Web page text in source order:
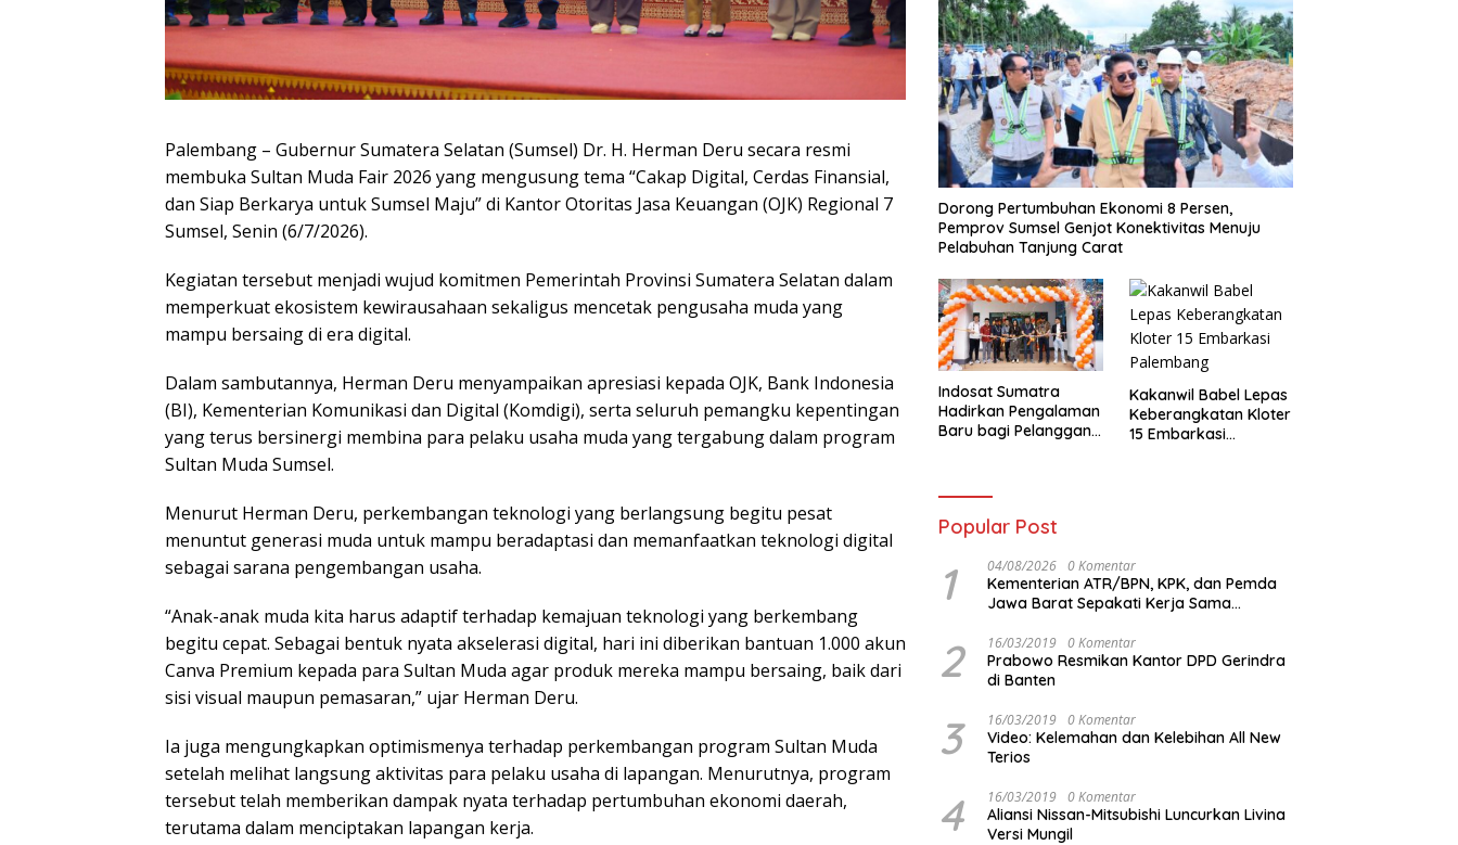
Palembang – Gubernur Sumatera Selatan (Sumsel) Dr. H. Herman Deru secara resmi
membuka Sultan Muda Fair 2026 yang mengusung tema “Cakap Digital, Cerdas Finansial,
dan Siap Berkarya untuk Sumsel Maju” di Kantor Otoritas Jasa Keuangan (OJK) Regional 7
Sumsel, Senin (6/7/2026).
Kegiatan tersebut menjadi wujud komitmen Pemerintah Provinsi Sumatera Selatan dalam
memperkuat ekosistem kewirausahaan sekaligus mencetak pengusaha muda yang
mampu bersaing di era digital.
Dalam sambutannya, Herman Deru menyampaikan apresiasi kepada OJK, Bank Indonesia
(BI), Kementerian Komunikasi dan Digital (Komdigi), serta seluruh pemangku kepentingan
yang terus bersinergi membina para pelaku usaha muda yang tergabung dalam program
Sultan Muda Sumsel.
Menurut Herman Deru, perkembangan teknologi yang berlangsung begitu pesat
menuntut generasi muda untuk mampu beradaptasi dan memanfaatkan teknologi digital
sebagai sarana pengembangan usaha.
“Anak-anak muda kita harus adaptif terhadap kemajuan teknologi yang berkembang
begitu cepat. Sebagai bentuk nyata akselerasi digital, hari ini diberikan bantuan 1.000 akun
Canva Premium kepada para Sultan Muda agar produk mereka mampu bersaing, baik dari
sisi visual maupun pemasaran,” ujar Herman Deru.
Ia juga mengungkapkan optimismenya terhadap perkembangan program Sultan Muda
setelah melihat langsung aktivitas para pelaku usaha di lapangan. Menurutnya, program
tersebut telah memberikan dampak nyata terhadap pertumbuhan ekonomi daerah,
terutama dalam menciptakan lapangan kerja.
Dorong Pertumbuhan Ekonomi 8 Persen,
Pemprov Sumsel Genjot Konektivitas Menuju
Pelabuhan Tanjung Carat
Indosat Sumatra
Hadirkan Pengalaman
Baru bagi Pelanggan
Kakanwil Babel Lepas
Keberangkatan Kloter
15 Embarkasi
Popular Post
1 04/08/2026 0 Komentar
Kementerian ATR/BPN, KPK, dan Pemda
Jawa Barat Sepakati Kerja Sama
Ekonomi Daerah
2 16/03/2019 0 Komentar
Prabowo Resmikan Kantor DPD Gerindra
di Banten
3 16/03/2019 0 Komentar
Video: Kelemahan dan Kelebihan All New
Terios
4 16/03/2019 0 Komentar
Aliansi Nissan-Mitsubishi Luncurkan Livina
Versi Mungil